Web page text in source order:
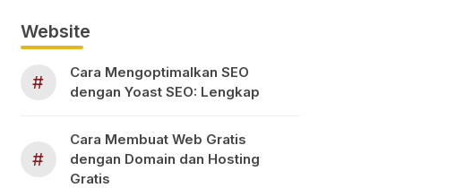
Website
#
Cara Mengoptimalkan SEO
dengan Yoast SEO: Lengkap
#
Cara Membuat Web Gratis
dengan Domain dan Hosting
Gratis